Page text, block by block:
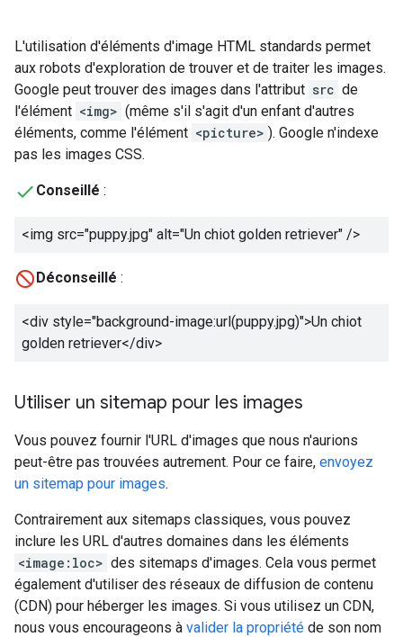
L'utilisation d'éléments d'image HTML standards permet
aux robots d'exploration de trouver et de traiter les images.
Google peut trouver des images dans l'attribut src de
l'élément <img> (même s'il s'agit d'un enfant d'autres
éléments, comme l'élément <picture> ). Google n'indexe
pas les images CSS.
Conseillé :
<img src="puppy.jpg" alt="Un chiot golden retriever" />
Déconseillé :
<div style="background-image:url(puppy.jpg)">Un chiot
golden retriever</div>
Utiliser un sitemap pour les images
Vous pouvez fournir l'URL d'images que nous n'aurions
peut-être pas trouvées autrement. Pour ce faire, envoyez
un sitemap pour images.
Contrairement aux sitemaps classiques, vous pouvez
inclure les URL d'autres domaines dans les éléments
<image:loc> des sitemaps d'images. Cela vous permet
également d'utiliser des réseaux de diffusion de contenu
(CDN) pour héberger les images. Si vous utilisez un CDN,
nous vous encourageons à valider la propriété de son nom